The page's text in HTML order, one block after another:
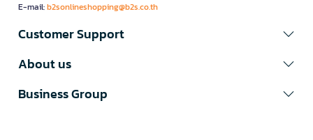
E-mail:b2sonlineshopping@b2s.co.th
Customer Support
About us
Business Group